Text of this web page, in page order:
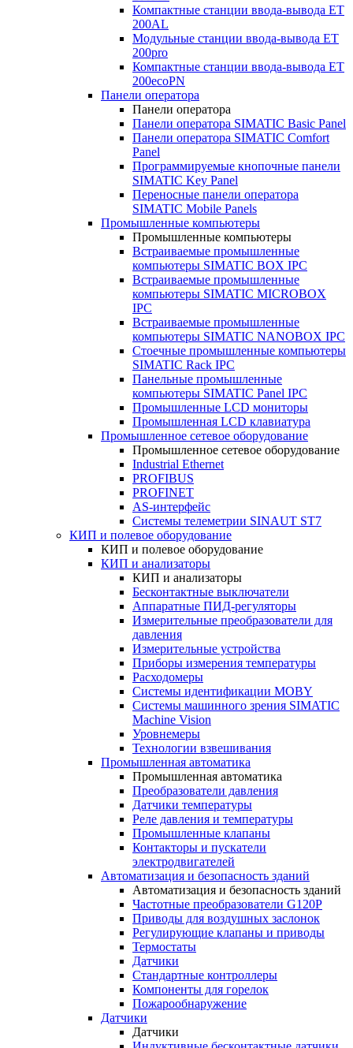
Компактные станции ввода-вывода ET
200AL
Модульные станции ввода-вывода ET
200pro
Компактные станции ввода-вывода ET
200ecoPN
Панели оператора
Панели оператора
Панели оператора SIMATIC Basic Panel
Панели оператора SIMATIC Comfort
Panel
Программируемые кнопочные панели
SIMATIC Key Panel
Переносные панели оператора
SIMATIC Mobile Panels
Промышленные компьютеры
Промышленные компьютеры
Встраиваемые промышленные
компьютеры SIMATIC BOX IPC
Встраиваемые промышленные
компьютеры SIMATIC MICROBOX
IPC
Встраиваемые промышленные
компьютеры SIMATIC NANOBOX IPC
Стоечные промышленные компьютеры
SIMATIC Rack IPC
Панельные промышленные
компьютеры SIMATIC Panel IPC
Промышленные LCD мониторы
Промышленная LCD клавиатура
Промышленное сетевое оборудование
Промышленное сетевое оборудование
Industrial Ethernet
PROFIBUS
PROFINET
AS-интерфейс
Системы телеметрии SINAUT ST7
КИП и полевое оборудование
КИП и полевое оборудование
КИП и анализаторы
КИП и анализаторы
Бесконтактные выключатели
Аппаратные ПИД-регуляторы
Измерительные преобразователи для
давления
Измерительные устройства
Приборы измерения температуры
Расходомеры
Системы идентификации MOBY
Системы машинного зрения SIMATIC
Machine Vision
Уровнемеры
Технологии взвешивания
Промышленная автоматика
Промышленная автоматика
Преобразователи давления
Датчики температуры
Реле давления и температуры
Промышленные клапаны
Контакторы и пускатели
электродвигателей
Автоматизация и безопасность зданий
Автоматизация и безопасность зданий
Частотные преобразователи G120P
Приводы для воздушных заслонок
Регулирующие клапаны и приводы
Термостаты
Датчики
Стандартные контроллеры
Компоненты для горелок
Пожарообнаружение
Датчики
Датчики